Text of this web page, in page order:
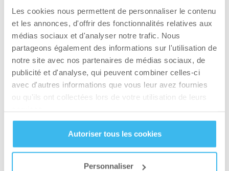
Les cookies nous permettent de personnaliser le contenu
et les annonces, d'offrir des fonctionnalités relatives aux
médias sociaux et d'analyser notre trafic. Nous
partageons également des informations sur l'utilisation de
notre site avec nos partenaires de médias sociaux, de
publicité et d'analyse, qui peuvent combiner celles-ci
avec d'autres informations que vous leur avez fournies
ou qu'ils ont collectées lors de votre utilisation de leurs
Autoriser tous les cookies
Personnaliser
l’intestin.
Types de peptides de
collagène
Il existe plus de 40 types de collagène au total
dans le corps, cependant nous allons parler des
de type I, II et III.
1. Type I de collagène